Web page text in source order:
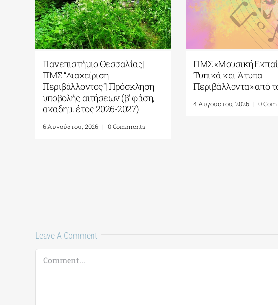
Πανεπιστήμιο Θεσσαλίας|
ΠΜΣ “Διαχείριση
Περιβάλλοντος”| Πρόσκληση
υποβολής αιτήσεων (β’ φάση,
ακαδημ. έτος 2026-2027)
6 Αυγούστου, 2026 | 0 Comments
ΠΜΣ «Μουσική
Τυπικά και Άτυπα
Περιβάλλοντα» από
4 Αυγούστου, 2026 | 0
Leave A Comment
Comment